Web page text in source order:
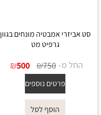
סט אביזרי אמבטיה מונחים בגוון
גרפיט מט
החל מ- ₪750
₪500
פרטים נוספים
הוסף לסל